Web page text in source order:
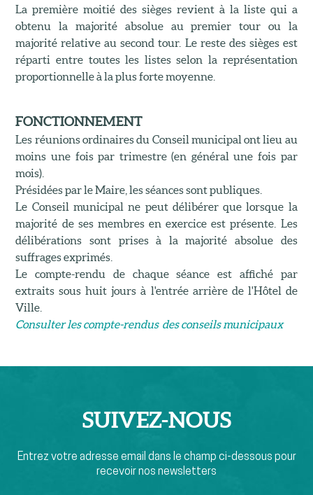
La première moitié des sièges revient à la liste qui a
obtenu la majorité absolue au premier tour ou la
majorité relative au second tour. Le reste des sièges est
réparti entre toutes les listes selon la représentation
proportionnelle à la plus forte moyenne.
FONCTIONNEMENT
Les réunions ordinaires du Conseil municipal ont lieu au
moins une fois par trimestre (en général une fois par
mois).
Présidées par le Maire, les séances sont publiques.
Le Conseil municipal ne peut délibérer que lorsque la
majorité de ses membres en exercice est présente. Les
délibérations sont prises à la majorité absolue des
suffrages exprimés.
Le compte-rendu de chaque séance est affiché par
extraits sous huit jours à l'entrée arrière de l'Hôtel de
Ville.
Consulter les compte-rendus des conseils municipaux
SUIVEZ-NOUS
Entrez votre adresse email dans le champ ci-dessous pour
recevoir nos newsletters